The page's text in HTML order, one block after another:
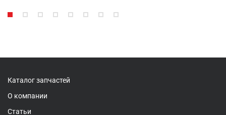
Каталог запчастей
О компании
Статьи